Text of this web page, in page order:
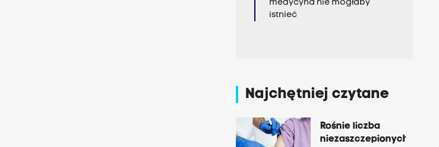
medycyna nie mogłaby
istnieć
Najchętniej czytane
Rośnie liczba
niezaszczepionych